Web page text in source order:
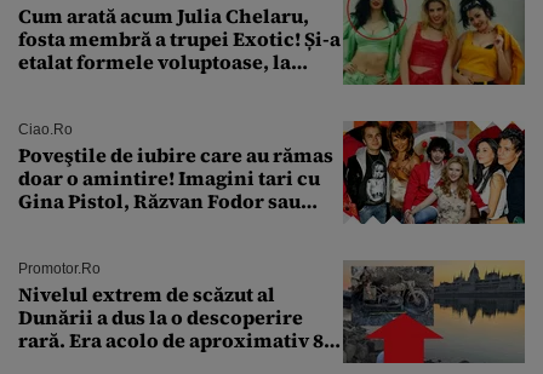
Cum arată acum Julia Chelaru,
fosta membră a trupei Exotic! Și-a
etalat formele voluptoase, la
Ciao.ro
Poveştile de iubire care au rămas
doar o amintire! Imagini tari cu
Gina Pistol, Răzvan Fodor sau
Promotor.ro
Nivelul extrem de scăzut al
Dunării a dus la o descoperire
rară. Era acolo de aproximativ 80